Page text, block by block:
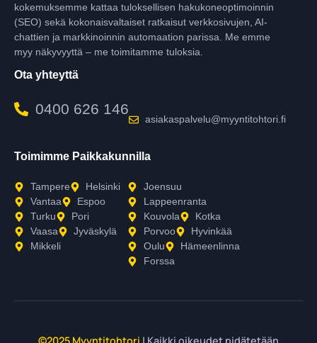
kokemuksemme kattaa tuloksellisen hakukoneoptimoinnin
(SEO) sekä kokonaisvaltaiset ratkaisut verkkosivujen, AI-
chattien ja markkinoinnin automaation parissa. Me emme
myy näkyvyyttä – me toimitamme tuloksia.
Ota yhteyttä
0400 626 146
asiakaspalvelu@myyntitohtori.fi
Toimimme Paikkakunnilla
Tampere
Helsinki
Vantaa
Espoo
Turku
Pori
Vaasa
Jyväskylä
Mikkeli
Joensuu
Lappeenranta
Kouvola
Kotka
Porvoo
Hyvinkää
Oulu
Hämeenlinna
Forssa